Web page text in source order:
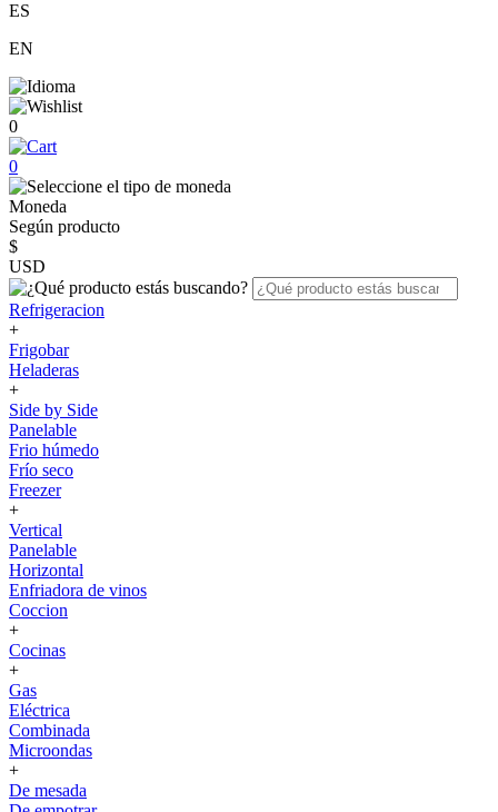
ES
EN
0
0
Moneda
Según producto
$
USD
Refrigeracion
+
Frigobar
Heladeras
+
Side by Side
Panelable
Frio húmedo
Frío seco
Freezer
+
Vertical
Panelable
Horizontal
Enfriadora de vinos
Coccion
+
Cocinas
+
Gas
Eléctrica
Combinada
Microondas
+
De mesada